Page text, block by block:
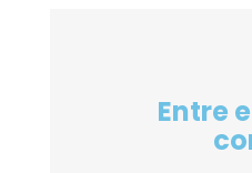
Entre